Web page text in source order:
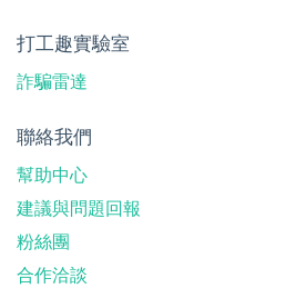
打工趣實驗室
詐騙雷達
聯絡我們
幫助中心
建議與問題回報
粉絲團
合作洽談